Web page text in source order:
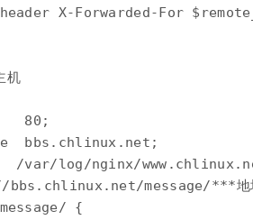
X-Forwarded-For
机
80;
bbs.chlinux.net;
/var/log/nginx/
message/***地址
{